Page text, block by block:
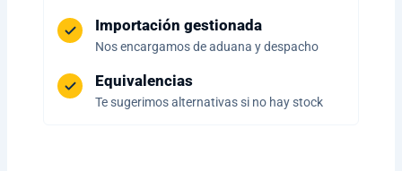
Importación gestionada
Nos encargamos de aduana y despacho
Equivalencias
Te sugerimos alternativas si no hay stock